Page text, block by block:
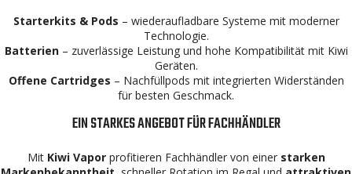
Starterkits & Pods – wiederaufladbare Systeme mit moderner
Technologie.
Batterien– zuverlässige Leistung und hohe Kompatibilität mit Kiwi
Geräten.
Offene Cartridges – Nachfüllpods mit integrierten Widerständen
für besten Geschmack.
EIN STARKES ANGEBOT FÜR FACHHÄNDLER
Mit Kiwi Vaporprofitieren Fachhändler von einer starken